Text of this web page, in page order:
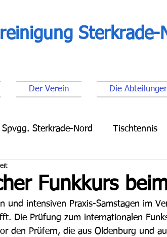
Sterkrade-
Der Verein Die
Spvgg. Sterkrade-Nord Tischtennis
Leichtathletik
Funkkurs
und intensiven Praxis-Samstagen im
Die Prüfung zum internationalen
den Prüfern, die aus Oldenburg und